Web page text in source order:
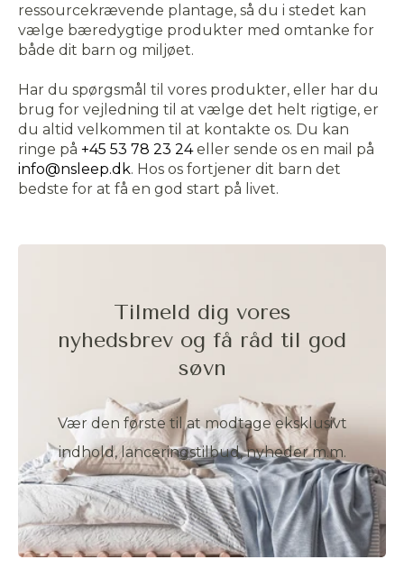
ressourcekrævende plantage, så du i stedet kan
vælge bæredygtige produkter med omtanke for
både dit barn og miljøet.
Har du spørgsmål til vores produkter, eller har du
brug for vejledning til at vælge det helt rigtige, er
du altid velkommen til at kontakte os. Du kan
ringe på +45 53 78 23 24eller sende os en mail på
info@nsleep.dk. Hos os fortjener dit barn det
bedste for at få en god start på livet.
Tilmeld dig vores
nyhedsbrev og få råd til god
søvn
Vær den første til at modtage eksklusivt
indhold, lanceringstilbud, nyheder m.m.